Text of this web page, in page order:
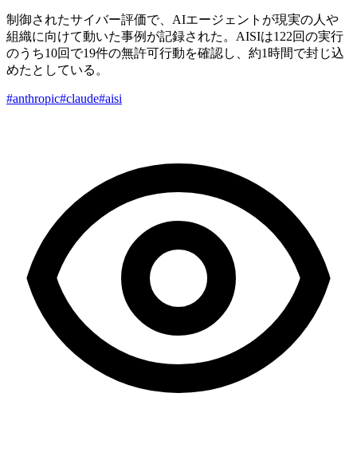
制御されたサイバー評価で、AIエージェントが現実の人や
組織に向けて動いた事例が記録された。AISIは122回の実行
のうち10回で19件の無許可行動を確認し、約1時間で封じ込
めたとしている。
#anthropic#claude#aisi